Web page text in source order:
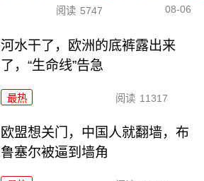
阅读 5747 08-06
河水干了，欧洲的底裤露出来
了，“生命线”告急
最热 阅读 11317
欧盟想关门，中国人就翻墙，布
鲁塞尔被逼到墙角